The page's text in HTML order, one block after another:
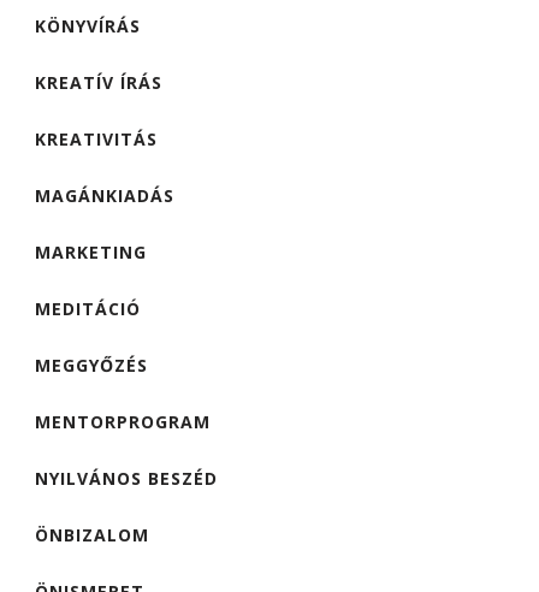
KÖNYVÍRÁS
KREATÍV ÍRÁS
KREATIVITÁS
MAGÁNKIADÁS
MARKETING
MEDITÁCIÓ
MEGGYŐZÉS
MENTORPROGRAM
NYILVÁNOS BESZÉD
ÖNBIZALOM